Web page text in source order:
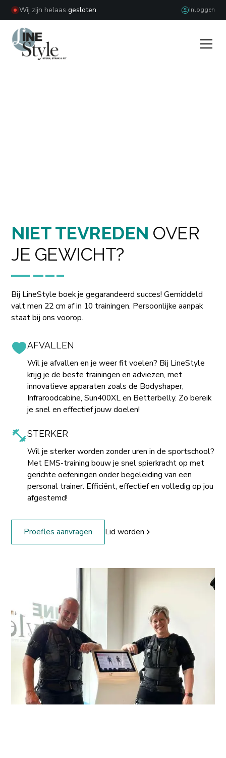
Wij zijn helaasgesloten Inloggen
WORD
VOEL JE
NIET TEVREDEN OVER
JE GEWICHT?
Bij LineStyle boek je gegarandeerd succes! Gemiddeld
valt men 22 cm af in 10 trainingen. Persoonlijke aanpak
staat bij ons voorop.
AFVALLEN
Wil je afvallen en je weer fit voelen? Bij LineStyle
krijg je de beste trainingen en adviezen, met
innovatieve apparaten zoals de Bodyshaper,
Infraroodcabine, Sun400XL en Betterbelly. Zo bereik
je snel en effectief jouw doelen!
STERKER
Wil je sterker worden zonder uren in de sportschool?
Met EMS-training bouw je snel spierkracht op met
gerichte oefeningen onder begeleiding van een
personal trainer. Efficiënt, effectief en volledig op jou
afgestemd!
Proefles aanvragen Lid worden